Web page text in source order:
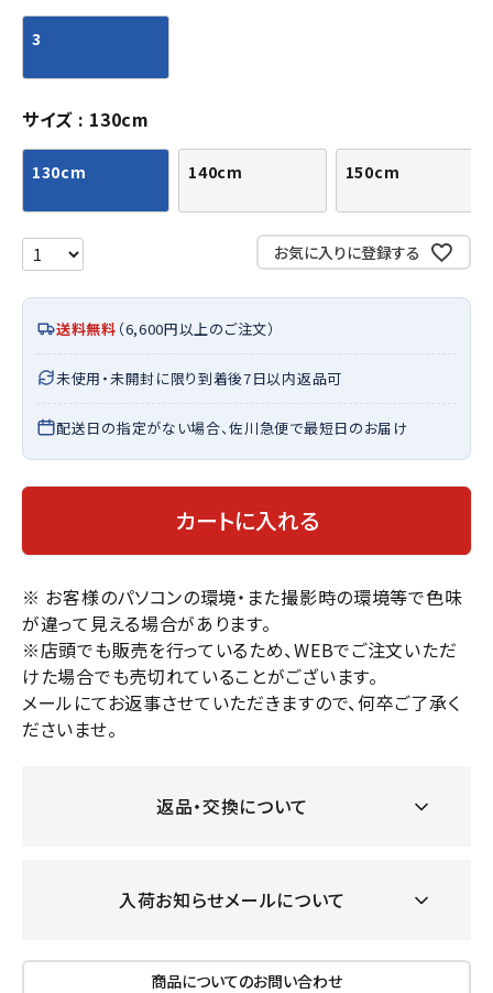
3
サイズ 130cm
130cm 140cm 150cm
お気に入りに登録する
送料無料 （6,600円以上のご注文）
未使用・未開封に限り到着後7日以内返品可
配送日の指定がない場合、佐川急便で最短日のお届け
カートに入れる
※ お客様のパソコンの環境・また撮影時の環境等で色味
が違って見える場合があります。
※店頭でも販売を行っているため、WEBでご注文いただ
けた場合でも売切れていることがございます。
メールにてお返事させていただきますので、何卒ご了承く
ださいませ。
返品・交換について
入荷お知らせメールについて
商品についてのお問い合わせ